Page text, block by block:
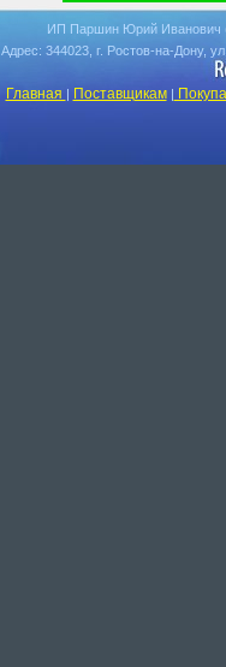
ИП Паршин Юрий Иванович
Адрес: 344023, г. Ростов-на-Дону,
Главная | Поставщикам|